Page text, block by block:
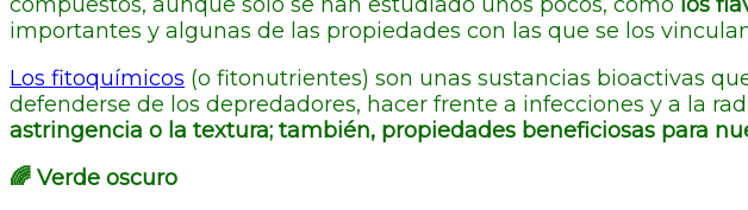
importantes y algunas de las propiedades con las que se los
Los fitoquímicos (o fitonutrientes) son unas sustancias bioactivas
defenderse de los depredadores, hacer frente a infecciones y a la
astringencia o la textura; también, propiedades beneficiosas para
🌈 Verde oscuro